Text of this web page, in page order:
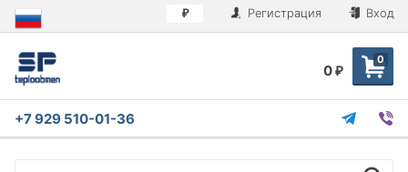
₽ Регистрация Вход
0
0 ₽
+7 929 510-01-36